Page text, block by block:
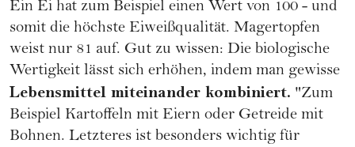
Ein Ei hat zum Beispiel einen Wert von 100 - und
somit die höchste Eiweißqualität. Magertopfen
weist nur 81 auf. Gut zu wissen: Die biologische
Wertigkeit lässt sich erhöhen, indem man gewisse
Lebensmittel miteinander kombiniert. "Zum
Beispiel Kartoffeln mit Eiern oder Getreide mit
Bohnen. Letzteres ist besonders wichtig für